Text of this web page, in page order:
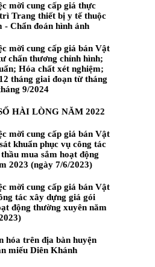
mời cung cấp giá thực
Trang thiết bị y tế thuộc
- Chẩn đoán hình ảnh
mời cung cấp giá bán Vật
chấn thương chỉnh hình;
Hóa chất xét nghiệm;
tháng giai đoạn từ tháng
9/2024
HÀI LÒNG NĂM 2022
mời cung cấp giá bán Vật
khuẩn phục vụ công tác
mua sắm hoạt động
2023 (ngày 7/6/2023)
mời cung cấp giá bán Vật
tác xây dựng giá gói
động thường xuyên năm
hóa trên địa bàn huyện
miếu Diên Khánh